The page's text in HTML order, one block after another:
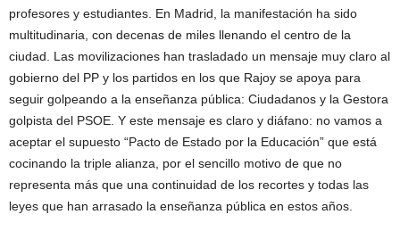
profesores y estudiantes. En Madrid, la manifestación ha sido
multitudinaria, con decenas de miles llenando el centro de la
ciudad. Las movilizaciones han trasladado un mensaje muy claro al
gobierno del PP y los partidos en los que Rajoy se apoya para
seguir golpeando a la enseñanza pública: Ciudadanos y la Gestora
golpista del PSOE. Y este mensaje es claro y diáfano: no vamos a
aceptar el supuesto “Pacto de Estado por la Educación” que está
cocinando la triple alianza, por el sencillo motivo de que no
representa más que una continuidad de los recortes y todas las
leyes que han arrasado la enseñanza pública en estos años.